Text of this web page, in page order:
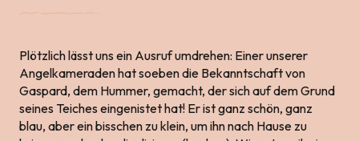
Plötzlich lässt uns ein Ausruf umdrehen: Einer unserer
Angelkameraden hat soeben die Bekanntschaft von
Gaspard, dem Hummer, gemacht, der sich auf dem Grund
seines Teiches eingenistet hat! Er ist ganz schön, ganz
blau, aber ein bisschen zu klein, um ihn nach Hause zu